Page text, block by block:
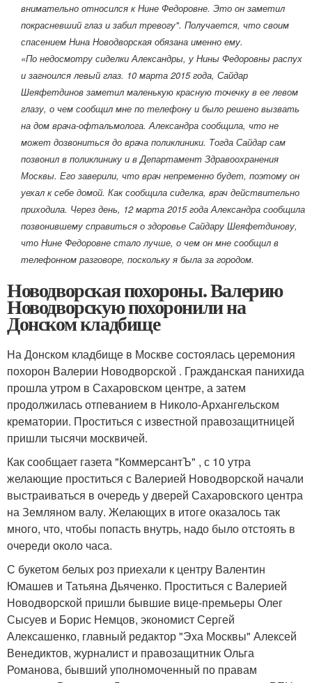
внимательно относился к Нине Федоровне. Это он заметил
покрасневший глаз и забил тревогу". Получается, что своим
спасением Нина Новодворская обязана именно ему.
«По недосмотру сиделки Александры, у Нины Федоровны распух
и загноился левый глаз. 10 марта 2015 года, Сайдар
Шеяфетдинов заметил маленькую красную точечку в ее левом
глазу, о чем сообщил мне по телефону и было решено вызвать
на дом врача-офтальмолога. Александра сообщила, что не
может дозвониться до врача поликлиники. Тогда Сайдар сам
позвонил в поликлинику и в Департамент Здравоохранения
Москвы. Его заверили, что врач непременно будет, поэтому он
уехал к себе домой. Как сообщила сиделка, врач действительно
приходила. Через день, 12 марта 2015 года Александра сообщила
позвонившему справиться о здоровье Сайдару Шеяфетдинову,
что Нине Федоровне стало лучше, о чем он мне сообщил в
телефонном разговоре, поскольку я была за городом.
Новодворская похороны. Валерию
Новодворскую похоронили на
Донском кладбище
На Донском кладбище в Москве состоялась церемония
похорон Валерии Новодворской . Гражданская панихида
прошла утром в Сахаровском центре, а затем
продолжилась отпеванием в Николо-Архангельском
крематории. Проститься с известной правозащитницей
пришли тысячи москвичей.
Как сообщает газета "КоммерсантЪ" , с 10 утра
желающие проститься с Валерией Новодворской начали
выстраиваться в очередь у дверей Сахаровского центра
на Земляном валу. Желающих в итоге оказалось так
много, что, чтобы попасть внутрь, надо было отстоять в
очереди около часа.
С букетом белых роз приехали к центру Валентин
Юмашев и Татьяна Дьяченко. Проститься с Валерией
Новодворской пришли бывшие вице-премьеры Олег
Сысуев и Борис Немцов, экономист Сергей
Алексашенко, главный редактор "Эха Москвы" Алексей
Венедиктов, журналист и правозащитник Ольга
Романова, бывший уполномоченный по правам